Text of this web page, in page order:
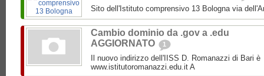
Sito dell'Istituto comprensivo 13 Bologna via
Cambio dominio da .gov a .edu
AGGIORNATO
1
Il nuovo indirizzo dell'IISS D. Romanazzi di Bari è
www.istitutoromanazzi.edu.it A